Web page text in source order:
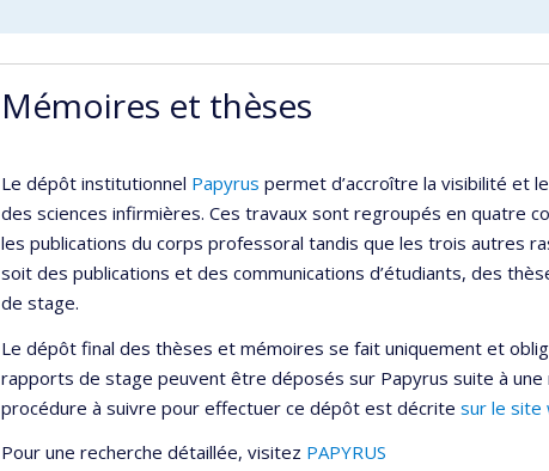
Mémoires et thèses
Le dépôt institutionnel Papyrus permet d’accroître la visibilité et
des sciences infirmières. Ces travaux sont regroupés en quatre
les publications du corps professoral tandis que les trois autres
soit des publications et des communications d’étudiants, des
de stage.
Le dépôt final des thèses et mémoires se fait uniquement et
rapports de stage peuvent être déposés sur Papyrus suite à
procédure à suivre pour effectuer ce dépôt est décrite sur le site
Pour une recherche détaillée, visitez PAPYRUS